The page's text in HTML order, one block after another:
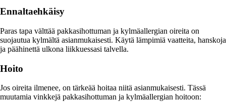
Ennaltaehkäisy
Paras tapa välttää pakkasihottuman ja kylmäallergian oireita on
suojautua kylmältä asianmukaisesti. Käytä lämpimiä vaatteita, hanskoja
ja päähinettä ulkona liikkuessasi talvella.
Hoito
Jos oireita ilmenee, on tärkeää hoitaa niitä asianmukaisesti. Tässä
muutamia vinkkejä pakkasihottuman ja kylmäallergian hoitoon: